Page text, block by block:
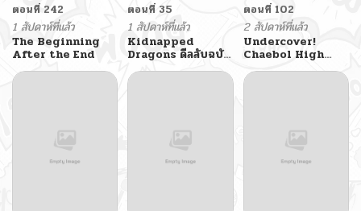
ตอนที่ 242
1 สัปดาห์ที่แล้ว
The Beginning
After the End
ตอนที่ 35
1 สัปดาห์ที่แล้ว
Kidnapped
Dragons ดีลลับฉบับ
ลักพาตัวมังกร
ตอนที่ 102
2 สัปดาห์ที่แล้ว
Undercover!
Chaebol High
School